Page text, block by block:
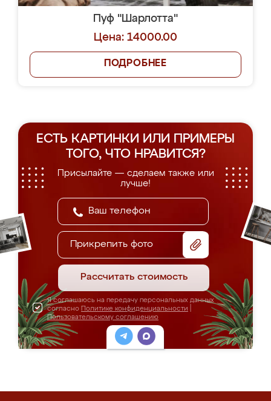
Пуф "Шарлотта"
Цена: 14000.00
ПОДРОБНЕЕ
ЕСТЬ КАРТИНКИ ИЛИ ПРИМЕРЫ
ТОГО, ЧТО НРАВИТСЯ?
Присылайте — сделаем также или
лучше!
Прикрепить фото
Рассчитать стоимость
Я соглашаюсь на передачу персональных данных
согласно Политике конфиденциальности
Пользовательскому соглашению